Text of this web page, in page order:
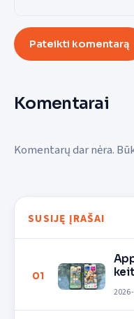
Pateikti komentarą
Komentarai
Komentarų dar nėra.
SUSIJĘ ĮRAŠAI
01